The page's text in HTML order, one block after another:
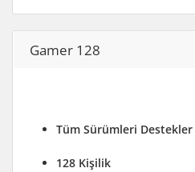
Gamer 128
Tüm Sürümleri Destekler
128 Kişilik